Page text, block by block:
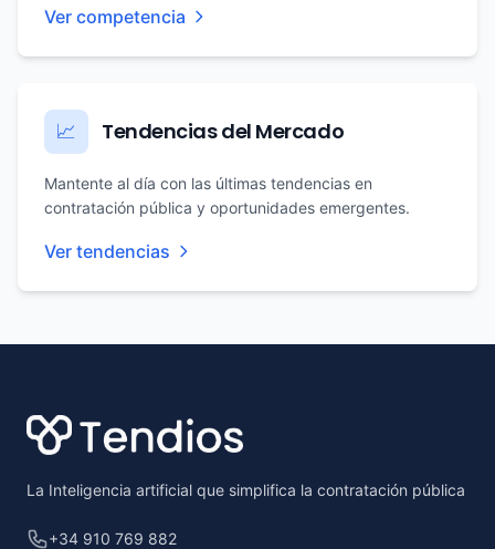
Ver competencia
📈 Tendencias del Mercado
Mantente al día con las últimas tendencias en
contratación pública y oportunidades emergentes.
Ver tendencias
La Inteligencia artificial que simplifica la contratación pública
+34 910 769 882